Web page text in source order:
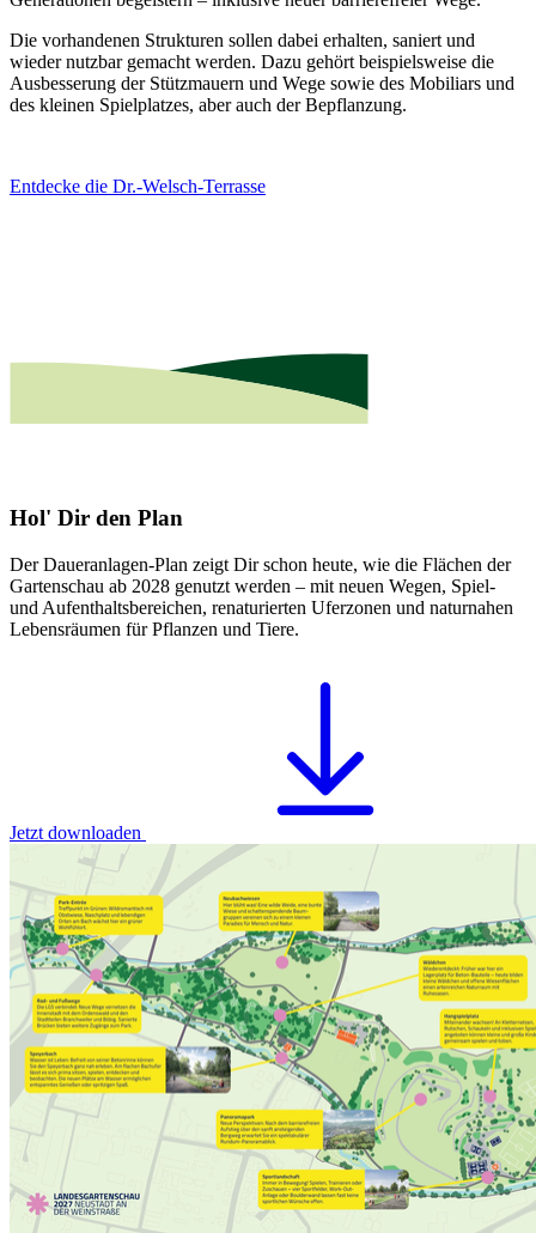
Die vorhandenen Strukturen sollen dabei erhalten, saniert und
wieder nutzbar gemacht werden. Dazu gehört beispielsweise die
Ausbesserung der Stützmauern und Wege sowie des Mobiliars und
des kleinen Spielplatzes, aber auch der Bepflanzung.
Entdecke die Dr.-Welsch-Terrasse
Hol' Dir den Plan
Der Daueranlagen-Plan zeigt Dir schon heute, wie die Flächen der
Gartenschau ab 2028 genutzt werden – mit neuen Wegen, Spiel-
und Aufenthaltsbereichen, renaturierten Uferzonen und naturnahen
Lebensräumen für Pflanzen und Tiere.
Jetzt downloaden